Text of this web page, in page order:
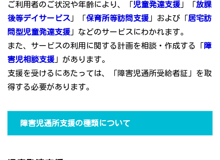
ご利用者のご状況や年齢により、「児童発達支援 」「放課
後等デイサービス 」「保育所等訪問支援 」および「居宅訪
問型児童発達支援 」などのサービスにわかれます。
また、サービスの利用に関する計画を相談・作成する「障
害児相談支援 」があります。
支援を受けるにあたっては、「障害児通所受給者証」を取
得する必要があります。
障害児通所支援の種類について